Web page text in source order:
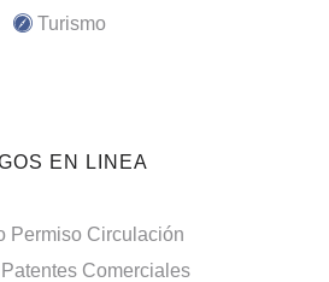
Turismo
EN LINEA
Permiso Circulación
Comerciales